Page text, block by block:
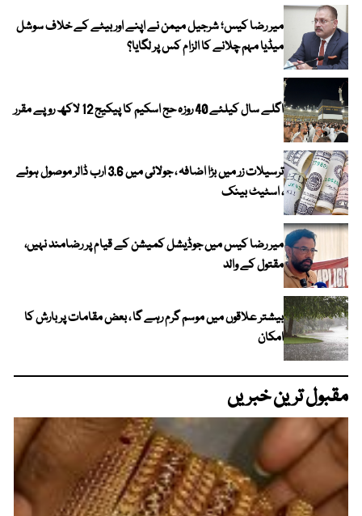
میر رضا کیس؛ شرجیل میمن نے اپنے اور بیٹے کے خلاف سوشل
میڈیا مہم چلانے کا الزام کس پر لگایا؟
اگلے سال کیلئے 40 روزہ حج اسکیم کا پیکیج 12 لاکھ روپے مقرر
ترسیلات زر میں بڑا اضافہ ، جولائی میں 3.6 ارب ڈالر موصول ہوئے
، اسٹیٹ بینک
میر رضا کیس میں جوڈیشل کمیشن کے قیام پر رضامند نہیں،
مقتول کے والد
بیشتر علاقوں میں موسم گرم رہے گا ، بعض مقامات پر بارش کا
امکان
مقبول ترین خبریں